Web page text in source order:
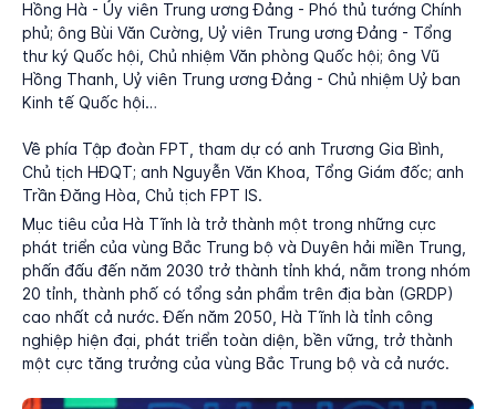
Hồng Hà - Ủy viên Trung ương Đảng - Phó thủ tướng Chính
phủ; ông Bùi Văn Cường, Uỷ viên Trung ương Đảng - Tổng
thư ký Quốc hội, Chủ nhiệm Văn phòng Quốc hội; ông Vũ
Hồng Thanh, Uỷ viên Trung ương Đảng - Chủ nhiệm Uỷ ban
Kinh tế Quốc hội…
Về phía Tập đoàn FPT, tham dự có anh Trương Gia Bình,
Chủ tịch HĐQT; anh Nguyễn Văn Khoa, Tổng Giám đốc; anh
Trần Đăng Hòa, Chủ tịch FPT IS.
Mục tiêu của Hà Tĩnh là trở thành một trong những cực
phát triển của vùng Bắc Trung bộ và Duyên hải miền Trung,
phấn đấu đến năm 2030 trở thành tỉnh khá, nằm trong nhóm
20 tỉnh, thành phố có tổng sản phẩm trên địa bàn (GRDP)
cao nhất cả nước. Đến năm 2050, Hà Tĩnh là tỉnh công
nghiệp hiện đại, phát triển toàn diện, bền vững, trở thành
một cực tăng trưởng của vùng Bắc Trung bộ và cả nước.